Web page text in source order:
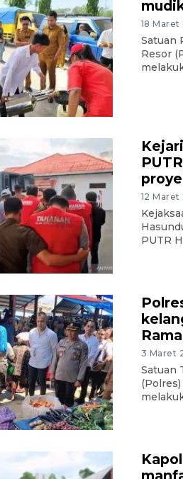
18 Maret
Satuan
Resor
12 Maret
PUTR
3 Maret
Satuan